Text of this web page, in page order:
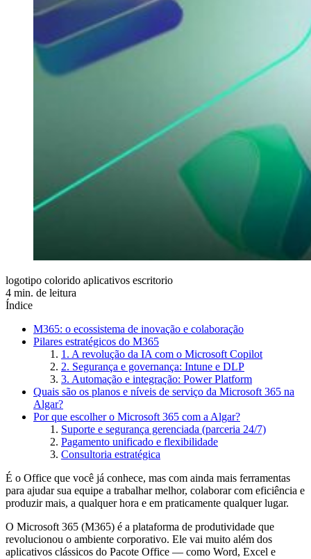
logotipo colorido aplicativos escritorio
4 min. de leitura
Índice
M365: o ecossistema de inovação e colaboração
Pilares estratégicos do M365
1. A revolução da IA com o Microsoft Copilot
2. Segurança e governança: Intune e DLP
3. Automação e integração: Power Platform
Quais são os planos e níveis de serviço da Microsoft 365 na
Algar?
Por que escolher o Microsoft 365 com a Algar?
Suporte e segurança gerenciada (parceria 24/7)
Pagamento unificado e flexibilidade
Consultoria estratégica
É o Office que você já conhece, mas com ainda mais ferramentas
para ajudar sua equipe a trabalhar melhor, colaborar com eficiência e
produzir mais, a qualquer hora e em praticamente qualquer lugar.
O Microsoft 365 (M365) é a plataforma de produtividade que
revolucionou o ambiente corporativo. Ele vai muito além dos
aplicativos clássicos do Pacote Office — como Word, Excel e